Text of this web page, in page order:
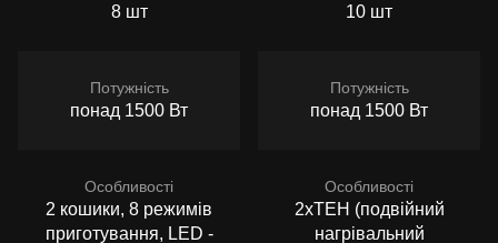
8 шт
Потужність
понад 1500 Вт
Особливості
2 кошики, 8 режимів
приготування, LED -
10 шт
Потужність
понад 1500 Вт
Особливості
2хТЕН (подвійний
нагрівальний